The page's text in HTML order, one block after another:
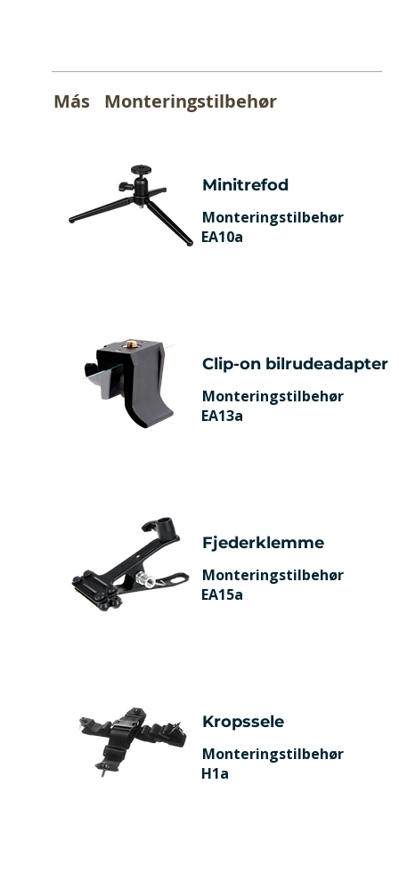
Más Monteringstilbehør
Minitrefod
Monteringstilbehør
EA10a
Clip-on bilrudeadapter
Monteringstilbehør
EA13a
Fjederklemme
Monteringstilbehør
EA15a
Kropssele
Monteringstilbehør
H1a